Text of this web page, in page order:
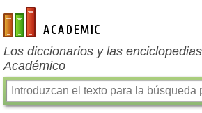
es-academic.com
Los diccionarios y las
Académico